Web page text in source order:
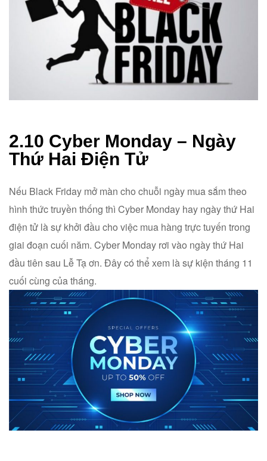
2.10 Cyber Monday – Ngày
Thứ Hai Điện Tử
Nếu Black Friday mở màn cho chuỗi ngày mua sắm theo
hình thức truyền thống thì Cyber Monday hay ngày thứ Hai
điện tử là sự khởi đầu cho việc mua hàng trực tuyến trong
giai đoạn cuối năm. Cyber Monday rơi vào ngày thứ Hai
đầu tiên sau Lễ Tạ ơn. Đây có thể xem là sự kiện tháng 11
cuối cùng của tháng.